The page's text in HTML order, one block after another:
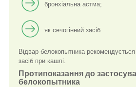
бронхіальна астма;
як сечогінний засіб.
Відвар белокопытника
засіб при кашлі.
Протипоказання до
белокопытника